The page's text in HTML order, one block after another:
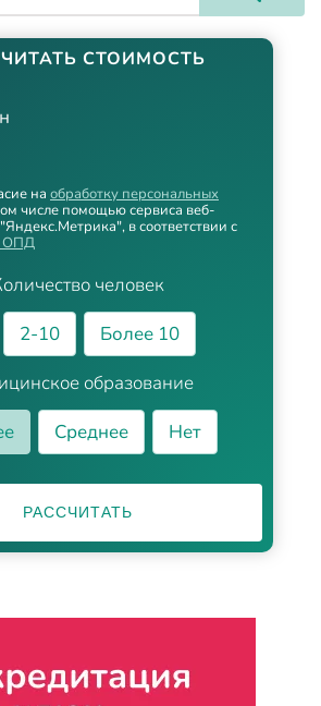
СТОИМОСТЬ
человек
2-10
Более 10
образование
Среднее Нет
на обработку персональных
числе помощью сервиса веб-
в соответствии с
ОПД
РАССЧИТАТЬ